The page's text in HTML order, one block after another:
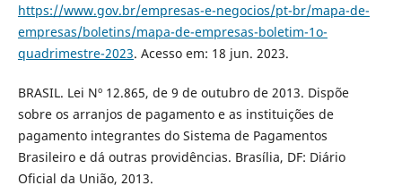
https://www.gov.br/empresas-e-negocios/pt-br/mapa-de-
empresas/boletins/mapa-de-empresas-boletim-1o-
quadrimestre-2023. Acesso em: 18 jun. 2023.
BRASIL. Lei Nº 12.865, de 9 de outubro de 2013. Dispõe
sobre os arranjos de pagamento e as instituições de
pagamento integrantes do Sistema de Pagamentos
Brasileiro e dá outras providências. Brasília, DF: Diário
Oficial da União, 2013.